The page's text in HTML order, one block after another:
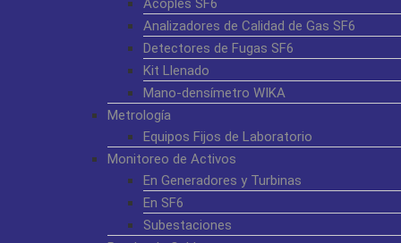
Analizadores de Calidad de Gas SF6
Detectores de Fugas SF6
Kit Llenado
Mano-densímetro WIKA
Metrología
Equipos Fijos de Laboratorio
Monitoreo de Activos
En Generadores y Turbinas
En SF6
Subestaciones